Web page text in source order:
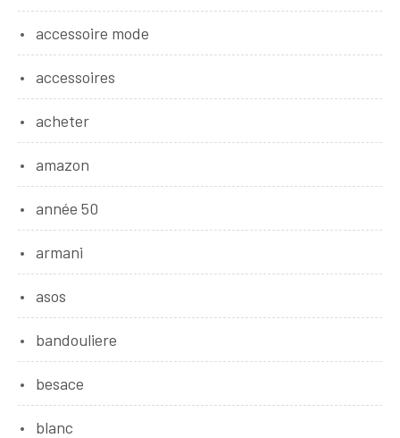
accessoire mode
accessoires
acheter
amazon
année 50
armani
asos
bandouliere
besace
blanc